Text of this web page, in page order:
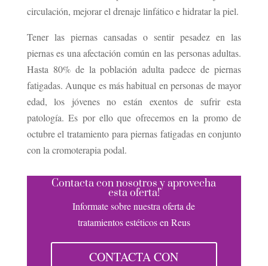
circulación, mejorar el drenaje linfático e hidratar la piel.
Tener las piernas cansadas o sentir pesadez en las
piernas es una afectación común en las personas adultas.
Hasta 80% de la población adulta padece de piernas
fatigadas. Aunque es más habitual en personas de mayor
edad, los jóvenes no están exentos de sufrir esta
patología. Es por ello que ofrecemos en la promo de
octubre el tratamiento para piernas fatigadas en conjunto
con la cromoterapia podal.
Contacta con nosotros y aprovecha
esta oferta!
Informate sobre nuestra oferta de
tratamientos estéticos en Reus
CONTACTA CON